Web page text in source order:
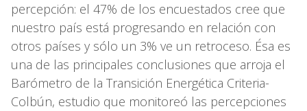
percepción: el 47% de los encuestados cree que
nuestro país está progresando en relación con
otros países y sólo un 3% ve un retroceso. Ésa es
una de las principales conclusiones que arroja el
Barómetro de la Transición Energética Criteria-
Colbún, estudio que monitoreó las percepciones